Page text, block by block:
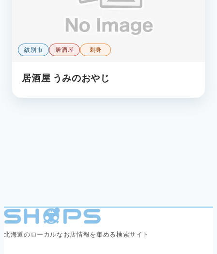
紋別市 居酒屋 刺身
居酒屋 うみのおやじ
北海道のローカルなお店情報を集める検索サイト